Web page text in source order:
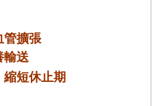
擴張
送
短休止期